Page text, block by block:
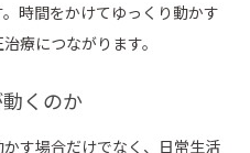
時間をかけてゆっくり動かす
療につながります。
くのか
す場合だけでなく、日常生活